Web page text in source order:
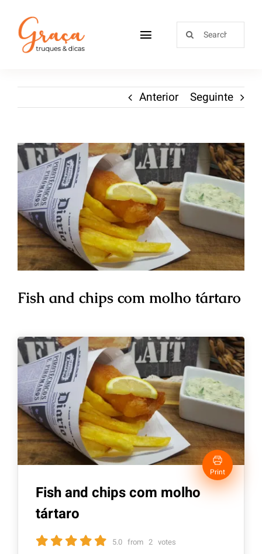
Receitas
Sobre
Loja
Blog
Contactos
Anterior Seguinte
Fish and chips com molho tártaro
Print
Fish and chips com molho
tártaro
5.0 from 2 votes